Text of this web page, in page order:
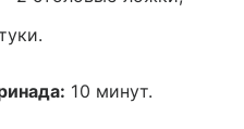
10 минут.